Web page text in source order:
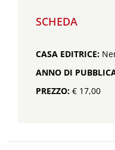
SCHEDA
CASA EDITRICE:
ANNO DI
PREZZO: € 17,00